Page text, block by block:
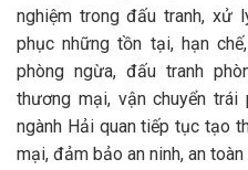
nghiệm trong đấu tranh, xử
phục những tồn tại, hạn
phòng ngừa, đấu tranh
thương mại, vận chuyển
ngành Hải quan tiếp tục tạo
mại, đảm bảo an ninh, an